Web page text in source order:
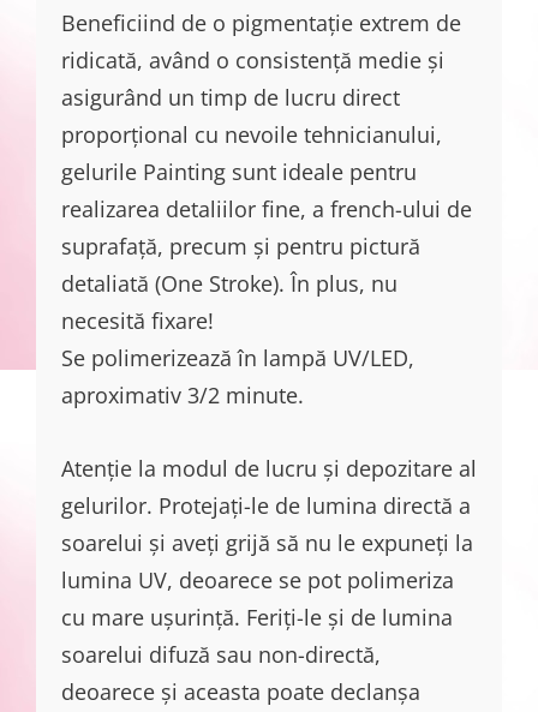
Beneficiind de o pigmentație extrem de
ridicată, având o consistență medie și
asigurând un timp de lucru direct
proporțional cu nevoile tehnicianului,
gelurile Painting sunt ideale pentru
realizarea detaliilor fine, a french-ului de
suprafață, precum și pentru pictură
detaliată (One Stroke). În plus, nu
necesită fixare!
Se polimerizează în lampă UV/LED,
aproximativ 3/2 minute.
Atenție la modul de lucru și depozitare al
gelurilor. Protejați-le de lumina directă a
soarelui și aveți grijă să nu le expuneți la
lumina UV, deoarece se pot polimeriza
cu mare ușurință. Feriți-le și de lumina
soarelui difuză sau non-directă,
deoarece și aceasta poate declanșa